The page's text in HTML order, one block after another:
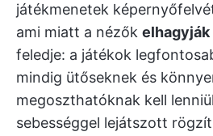
játékmenetek
ami miatt a nézők
feledje: a játékok
mindig ütőseknek és
megoszthatóknak kell
sebességgel lejátszott